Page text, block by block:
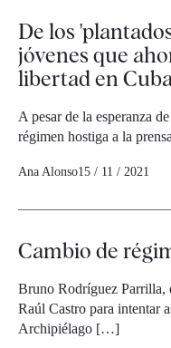
De los
jóvenes que
libertad en
A pesar de la esperanza
régimen hostiga a la
Ana Alonso15 / 11 / 2021
Cambio de
Bruno Rodríguez Parrilla,
Raúl Castro para intentar
Archipiélago […]